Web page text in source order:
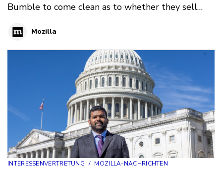
Bumble to come clean as to whether they sell
customers’ privacy.
Mozilla
INTERESSENVERTRETUNG / MOZILLA-NACHRICHTEN